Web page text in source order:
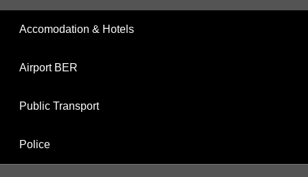
Accomodation & Hotels
Airport BER
Public Transport
Police